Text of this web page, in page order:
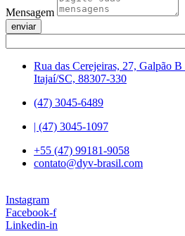
Mensagem
enviar
Rua das Cerejeiras, 27, Galpão B
Itajaí/SC, 88307-330
(47) 3045-6489
| (47) 3045-1097
+55 (47) 99181-9058
contato@dyv-brasil.com
Instagram
Facebook-f
Linkedin-in